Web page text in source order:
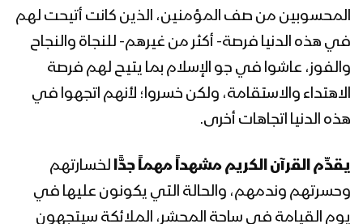
المحاضرة الرمضانية الرابعة عشرة للسيد عبد
الملك بدر الدين الحوثي 14رمضان 1442هـ
المحاضرة الرمضانية الثالثة عشرة للسيد
عبدالملك بدر الدين الحوثي 1442هـ
المحاضرة الرمضانية الثانية عشرة للسيد عبد
الملك بدر الدين الحوثي 12رمضان 1442هـ
المحسوبين من صف المؤمنين، الذين كانت أتيحت لهم
في هذه الدنيا فرصة- أكثر من غيرهم- للنجاة والنجاح
والفوز، عاشوا في جو الإسلام بما يتيح لهم فرصة
الاهتداء والاستقامة، ولكن خسروا؛ لأنهم اتجهوا في
هذه الدنيا اتجاهات أخرى.
يقدِّم القرآن الكريم مشهداً مهماً جدًّا لخسارتهم
وحسرتهم وندمهم، والحالة التي يكونون عليها في
يوم القيامة في ساحة المحشر، الملائكة سيتجهون